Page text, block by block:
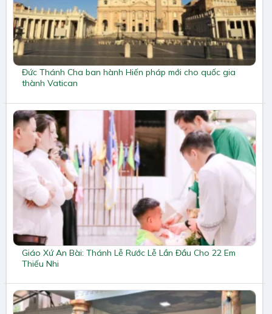
Đức Thánh Cha ban hành Hiến pháp mới cho quốc gia
thành Vatican
Giáo Xứ An Bài: Thánh Lễ Rước Lễ Lần Đầu Cho 22 Em
Thiếu Nhi